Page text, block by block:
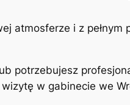
atmosferze i z pełnym
potrzebujesz
w gabinecie we